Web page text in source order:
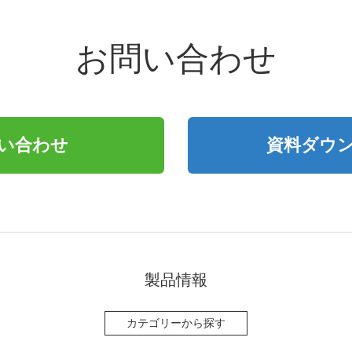
お問い合わせ
合わせ 資料ダウ
製品情報
カテゴリーから探す